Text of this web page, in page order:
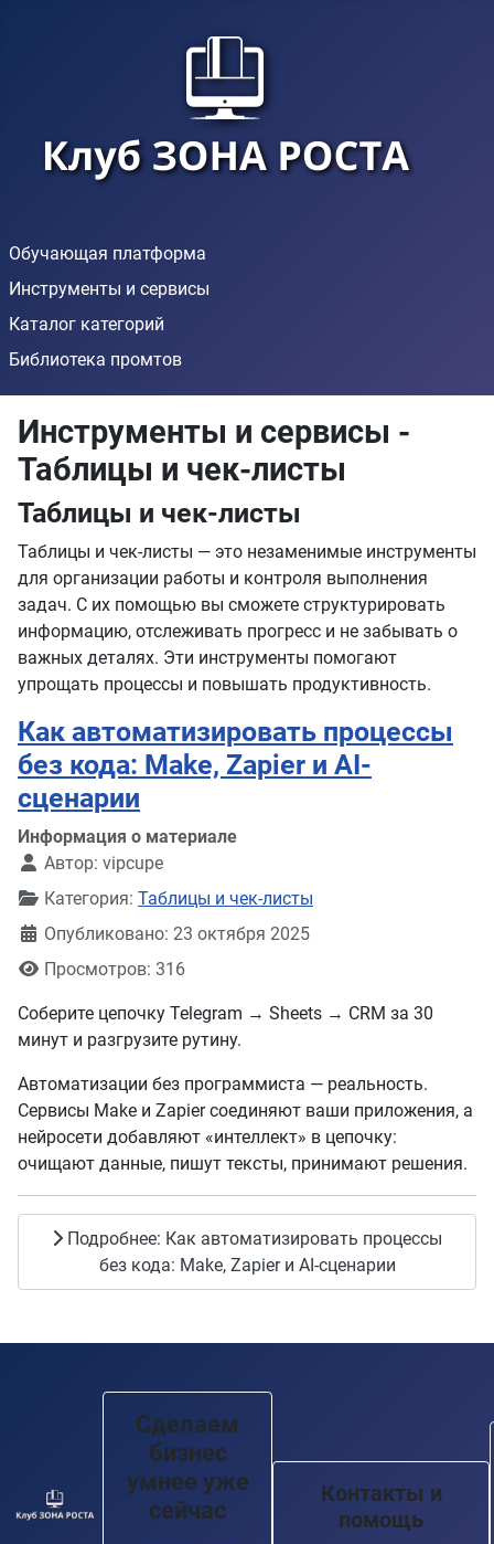
Обучающая платформа
Инструменты и сервисы
Каталог категорий
Библиотека промтов
Инструменты и сервисы -
Таблицы и чек-листы
Таблицы и чек-листы
Таблицы и чек-листы — это незаменимые инструменты
для организации работы и контроля выполнения
задач. С их помощью вы сможете структурировать
информацию, отслеживать прогресс и не забывать о
важных деталях. Эти инструменты помогают
упрощать процессы и повышать продуктивность.
Как автоматизировать процессы
без кода: Make, Zapier и AI-
сценарии
Информация о материале
Автор: vipcupe
Категория: Таблицы и чек-листы
Опубликовано: 23 октября 2025
Просмотров: 316
Соберите цепочку Telegram → Sheets → CRM за 30
минут и разгрузите рутину.
Автоматизации без программиста — реальность.
Сервисы Make и Zapier соединяют ваши приложения, а
нейросети добавляют «интеллект» в цепочку:
очищают данные, пишут тексты, принимают решения.
Подробнее: Как автоматизировать процессы
без кода: Make, Zapier и AI-сценарии
Сделаем
бизнес
умнее уже
сейчас
Контакты и
помощь